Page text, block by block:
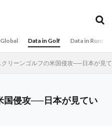
Global Data in Golf Data in
クリーンゴルフの米国侵攻──日本が見
国侵攻──日本が見てい